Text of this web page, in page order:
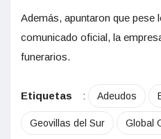
Además, apuntaron que pese
comunicado oficial, la
funerarios.
Etiquetas : Adeudos
Geovillas del Sur Global